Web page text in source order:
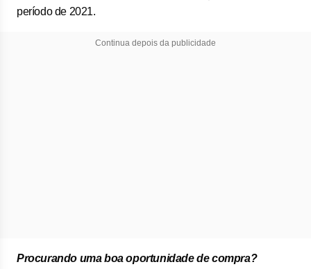
período de 2021.
Continua depois da publicidade
Procurando uma boa oportunidade de compra?